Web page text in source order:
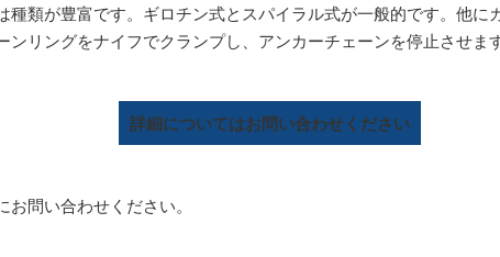
類が豊富です。ギロチン式とスパイラル式が一般的です。他
リングをナイフでクランプし、アンカーチェーンを停止させます
詳細についてはお問い合わせください
問い合わせください。